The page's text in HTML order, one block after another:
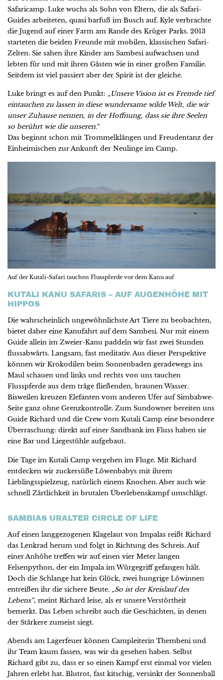
Safaricamp. Luke wuchs als Sohn von Eltern, die als Safari-
Guides arbeiteten, quasi barfuß im Busch auf. Kyle verbrachte
die Jugend auf einer Farm am Rande des Krüger Parks. 2013
starteten die beiden Freunde mit mobilen, klassischen Safari-
Zelten. Sie sahen ihre Kinder am Sambesi aufwachsen und
lebten für und mit ihren Gästen wie in einer großen Familie.
Seitdem ist viel passiert aber der Spirit ist der gleiche.
Luke bringt es auf den Punkt: „Unsere Vision ist es Fremde tief
eintauchen zu lassen in diese wundersame wilde Welt, die wir
unser Zuhause nennen, in der Hoffnung, dass sie ihre Seelen
so berührt wie die unseren.“
Das beginnt schon mit Trommelklängen und Freudentanz der
Einheimischen zur Ankunft der Neulinge im Camp.
Auf der Kutali-Safari tauchen Flusspferde vor dem Kanu auf
KUTALI KANU SAFARIS – AUF AUGENHÖHE MIT
HIPPOS
Die wahrscheinlich ungewöhnlichste Art Tiere zu beobachten,
bietet daher eine Kanufahrt auf dem Sambesi. Nur mit einem
Guide allein im Zweier-Kanu paddeln wir fast zwei Stunden
flussabwärts. Langsam, fast meditativ. Aus dieser Perspektive
können wir Krokodilen beim Sonnenbaden geradewegs ins
Maul schauen und links und rechts von uns tauchen
Flusspferde aus dem träge fließenden, braunen Wasser.
Bisweilen kreuzen Elefanten vom anderen Ufer auf Simbabwe-
Seite ganz ohne Grenzkontrolle. Zum Sundowner bereiten uns
Guide Richard und die Crew vom Kutali Camp eine besondere
Überraschung: direkt auf einer Sandbank im Fluss haben sie
eine Bar und Liegestühle aufgebaut.
Die Tage im Kutali Camp vergehen im Fluge. Mit Richard
entdecken wir zuckersüße Löwenbabys mit ihrem
Lieblingsspielzeug, natürlich einem Knochen. Aber auch wie
schnell Zärtlichkeit in brutalen Überlebenskampf umschlägt.
SAMBIAS URALTER CIRCLE OF LIFE
Auf einen langgezogenen Klagelaut von Impalas reißt Richard
das Lenkrad herum und folgt in Richtung des Schreis. Auf
einer Anhöhe treffen wir auf einen vier Meter langen
Felsenpython, der ein Impala im Würgegriff gefangen hält.
Doch die Schlange hat kein Glück, zwei hungrige Löwinnen
entreißen ihr die sichere Beute. „So ist der Kreislauf des
Lebens“, meint Richard leise, als er unsere Verstörtheit
bemerkt. Das Leben schreibt auch die Geschichten, in denen
der Stärkere zumeist siegt.
Abends am Lagerfeuer können Campleiterin Thembeni und
ihr Team kaum fassen, was wir da gesehen haben. Selbst
Richard gibt zu, dass er so einen Kampf erst einmal vor vielen
Jahren erlebt hat. Blutrot, fast kitschig, versinkt der Sonnenball